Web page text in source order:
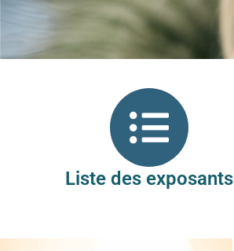
Liste des exposants